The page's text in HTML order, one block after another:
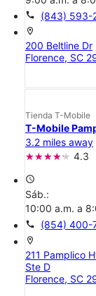
call (843) 593-
location_on
200 Beltline Dr
Florence, SC
Tienda T-Mobile
T-Mobile
3.2 miles away
4.3
access_time
Sáb.:
10:00 a.m. a
call (854) 400-
location_on
211 Pamplico
Ste D
Florence, SC